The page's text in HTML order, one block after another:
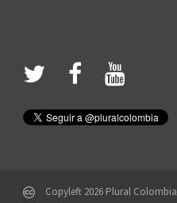
Copyleft 2026 Plural Colombia